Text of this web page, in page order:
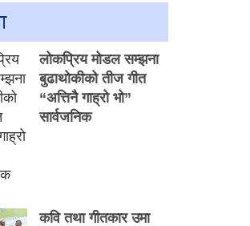
लोकप्रिय मोडल सम्झना
बुढाथोकीको तीज गीत
“अत्तिनै गाह्रो भो”
सार्वजनिक
कवि तथा गीतकार उमा